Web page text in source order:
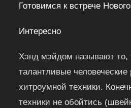
Готовимся к встрече
Интересно
Хэнд мэйдом называют то,
талантливые
хитроумной техники.
техники не обойтись